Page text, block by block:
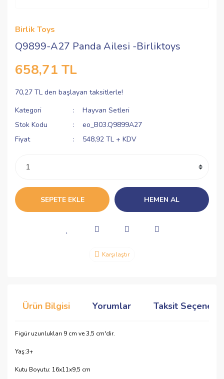
Birlik Toys
Q9899-A27 Panda Ailesi -Birliktoys
658,71 TL
70,27 TL den başlayan taksitlerle!
Kategori
Hayvan Setleri
Stok Kodu
eo_B03.Q9899A27
Fiyat
548,92 TL + KDV
SEPETE EKLE HEMEN AL
Karşılaştır
Ürün Bilgisi Yorumlar Taksit
Figür uzunlukları 9 cm ve 3,5 cm'dir.
Yaş:3+
Kutu Boyutu: 16x11x9,5 cm